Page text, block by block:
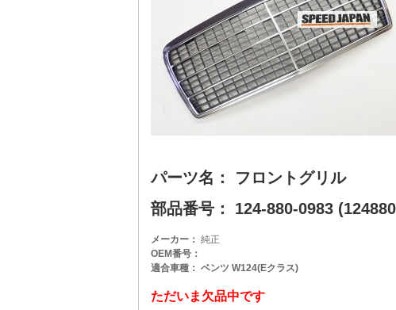
パーツ名： フロントグリル
部品番号： 124-880-0983
メーカー： 純正
OEM番号：
適合車種： ベンツ W124(Eクラス)
ただいま欠品中です